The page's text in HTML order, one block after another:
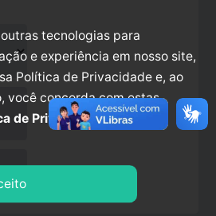
tecnologias para
e experiência em nosso site,
Política de Privacidade e, ao
você concorda com estas
de Privacidade.